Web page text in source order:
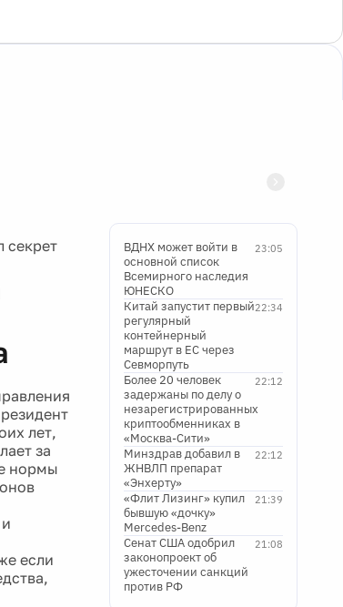
секрет
лет,
за
нормы
если
23:05
ВДНХ может войти в
основной список
Всемирного наследия
ЮНЕСКО
22:34
Китай запустит первый
регулярный
контейнерный
маршрут в ЕС через
Севморпуть
22:12
Более 20 человек
задержаны по делу о
незарегистрированных
криптообменниках в
«Москва-Сити»
22:12
Минздрав добавил в
ЖНВЛП препарат
«Энхерту»
21:39
«Флит Лизинг» купил
бывшую «дочку»
Mercedes-Benz
21:08
Сенат США одобрил
законопроект об
ужесточении санкций
против РФ